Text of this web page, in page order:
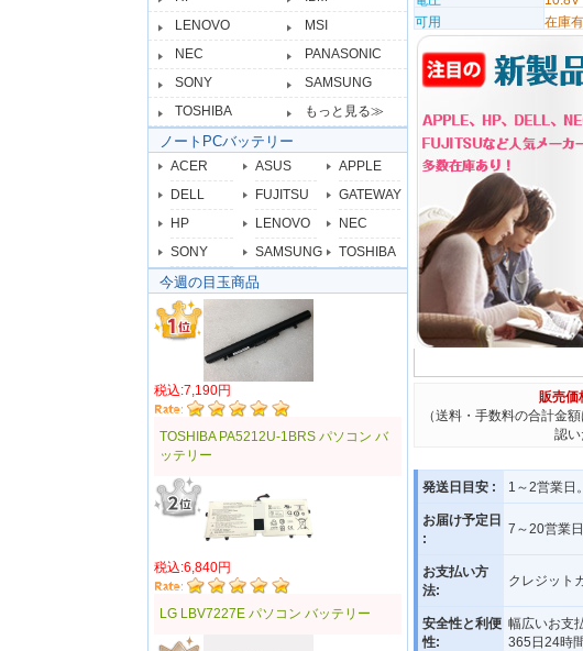
LENOVO
MSI
NEC
PANASONIC
SONY
SAMSUNG
TOSHIBA
もっと見る≫
ノートPCバッテリー
ACER ASUS
APPLE
DELL
FUJITSU
GATEWAY
HP
LENOVO
NEC
SONY
SAMSUNG TOSHIBA
今週の目玉商品
税込:7,190円
TOSHIBA PA5212U-1BRS パソコン バ
ッテリー
税込:6,840円
LG LBV7227E パソコン バッテリー
可用
在庫
販売価
（送料・手数料の合計金
認い
発送日目安 : 1～2営業日。
お届け予定日
:
7～20営業日
お支払い方
法:
クレジット
安全性と利便
性:
幅広いお支
365日24時